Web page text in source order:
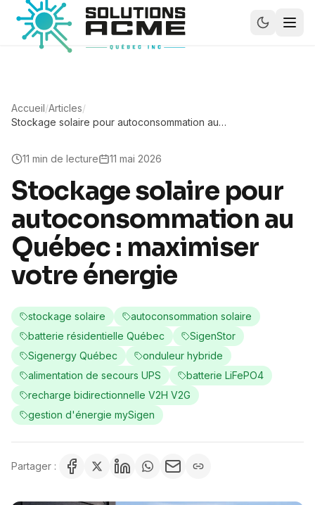
Accueil/Articles/
Stockage solaire pour autoconsommation au
11 min de lecture 11 mai 2026
Stockage solaire pour
autoconsommation au
Québec : maximiser
votre énergie
stockage solaire
autoconsommation solaire
batterie résidentielle Québec
SigenStor
Sigenergy Québec
onduleur hybride
alimentation de secours UPS
batterie LiFePO4
recharge bidirectionnelle V2H V2G
gestion d'énergie mySigen
Partager :